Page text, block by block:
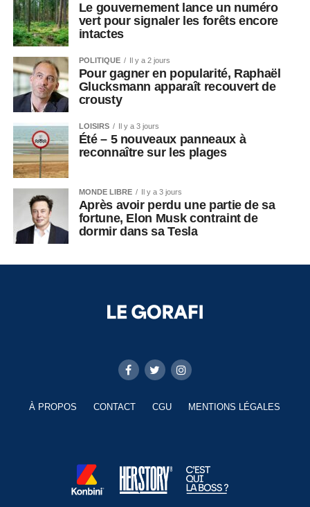
Le gouvernement lance un numéro
vert pour signaler les forêts encore
intactes
POLITIQUE Il y a 2 jours
Pour gagner en popularité, Raphaël
Glucksmann apparaît recouvert de
crousty
LOISIRS Il y a 3 jours
Été – 5 nouveaux panneaux à
reconnaître sur les plages
MONDE LIBRE Il y a 3 jours
Après avoir perdu une partie de sa
fortune, Elon Musk contraint de
dormir dans sa Tesla
À PROPOS CONTACT CGU MENTIONS LÉGALES